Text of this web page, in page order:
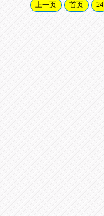
上一页 首页 24